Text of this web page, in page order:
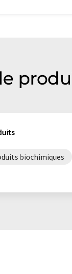
biochimiques